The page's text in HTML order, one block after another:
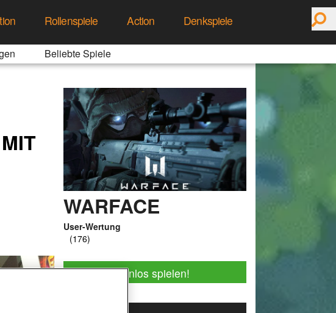
Rollenspiele Action
Denkspiele
Beliebte Spiele
WARFACE
User-Wertung
Jetzt kostenlos spielen!